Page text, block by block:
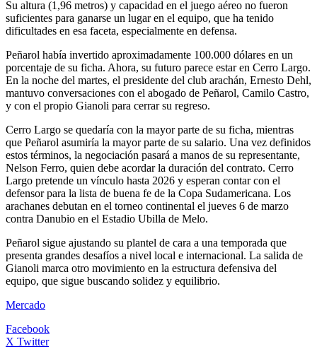
Su altura (1,96 metros) y capacidad en el juego aéreo no fueron
suficientes para ganarse un lugar en el equipo, que ha tenido
dificultades en esa faceta, especialmente en defensa.
Peñarol había invertido aproximadamente 100.000 dólares en un
porcentaje de su ficha. Ahora, su futuro parece estar en Cerro Largo.
En la noche del martes, el presidente del club arachán, Ernesto Dehl,
mantuvo conversaciones con el abogado de Peñarol, Camilo Castro,
y con el propio Gianoli para cerrar su regreso.
Cerro Largo se quedaría con la mayor parte de su ficha, mientras
que Peñarol asumiría la mayor parte de su salario. Una vez definidos
estos términos, la negociación pasará a manos de su representante,
Nelson Ferro, quien debe acordar la duración del contrato. Cerro
Largo pretende un vínculo hasta 2026 y esperan contar con el
defensor para la lista de buena fe de la Copa Sudamericana. Los
arachanes debutan en el torneo continental el jueves 6 de marzo
contra Danubio en el Estadio Ubilla de Melo.
Peñarol sigue ajustando su plantel de cara a una temporada que
presenta grandes desafíos a nivel local e internacional. La salida de
Gianoli marca otro movimiento en la estructura defensiva del
equipo, que sigue buscando solidez y equilibrio.
Mercado
Facebook
X Twitter